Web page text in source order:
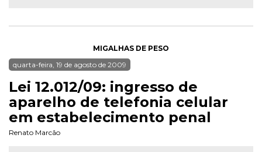
MIGALHAS DE PESO
quarta-feira, 19 de agosto de 2009
Lei 12.012/09: ingresso de
aparelho de telefonia celular
em estabelecimento penal
Renato Marcão